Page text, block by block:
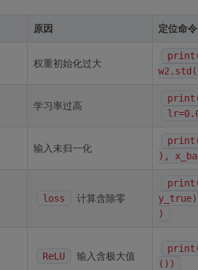
原因 定位命令
权重初始化过大
学习率过高
输入未归一化
),
loss 计算含除零
)
ReLU 输入含极大值
())